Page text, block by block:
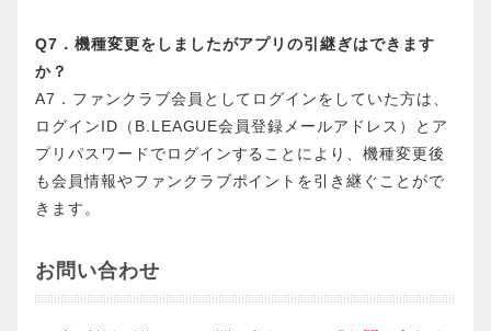
Q7．機種変更をしましたがアプリの引継ぎはできます
か？
A7．ファンクラブ会員としてログインをしていた方は、
ログインID（B.LEAGUE会員登録メールアドレス）とア
プリパスワードでログインすることにより、機種変更後
も会員情報やファンクラブポイントを引き継ぐことがで
きます。
お問い合わせ